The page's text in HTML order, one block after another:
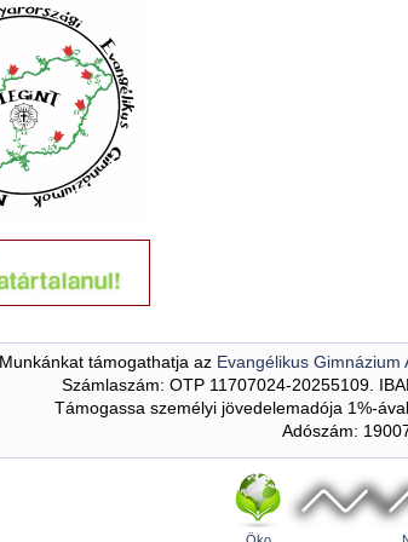
Munkánkat támogathatja az Evangélikus Gimnázium
Számlaszám: OTP 11707024-20255109.
Támogassa személyi jövedelemadója 1%-
Adószám: